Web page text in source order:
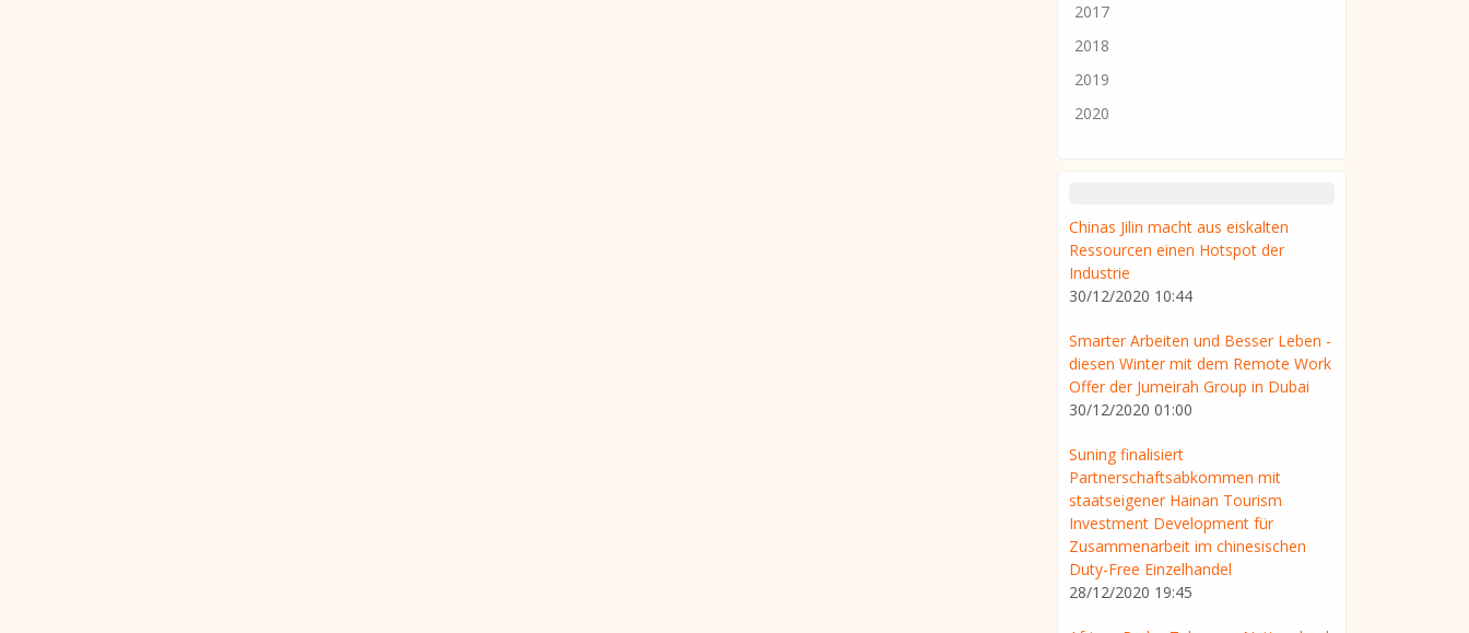
2017
2018
2019
2020
Chinas Jilin macht aus eiskalten
Ressourcen einen Hotspot der
Industrie
30/12/2020 10:44
Smarter Arbeiten und Besser Leben -
diesen Winter mit dem Remote Work
Offer der Jumeirah Group in Dubai
30/12/2020 01:00
Suning finalisiert
Partnerschaftsabkommen mit
staatseigener Hainan Tourism
Investment Development für
Zusammenarbeit im chinesischen
Duty-Free Einzelhandel
28/12/2020 19:45